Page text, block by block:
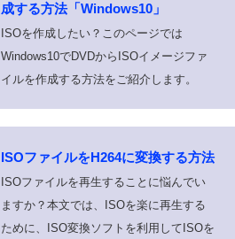
成する方法「Windows10」
ISOを作成したい？このページでは
Windows10でDVDからISOイメージファ
イルを作成する方法をご紹介します。
ISOファイルをH264に変換する方法
ISOファイルを再生することに悩んでい
ますか？本文では、ISOを楽に再生する
ために、ISO変換ソフトを利用してISOを